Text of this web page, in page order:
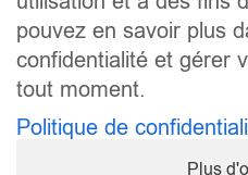
Contact
Liens utiles
Mentions légales
Conditions générales d’utilisation
pouvez en savoir plus
confidentialité et gérer
tout moment.
Politique de
Plus